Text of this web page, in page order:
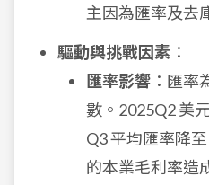
主因為匯率及去
驅動與挑戰因素 ：
匯率影響 ：匯率
數。2025Q2 美
Q3 平均匯率降至
的本業毛利率造